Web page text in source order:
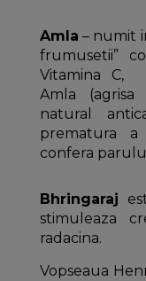
Amla – numit
frumusetii”
Vitamina C,
Amla
natural
prematura a
confera
Bhringaraj
stimuleaza
radacina.
Vopseaua